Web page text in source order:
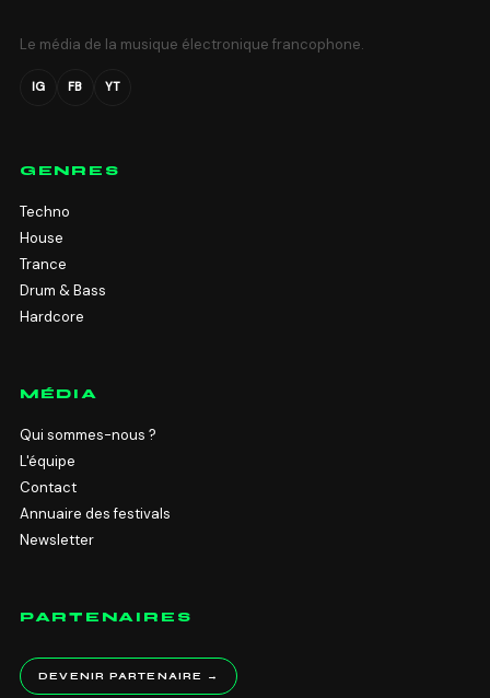
Le média de la musique électronique francophone.
IG FB YT
GENRES
Techno
House
Trance
Drum & Bass
Hardcore
MÉDIA
Qui sommes-nous ?
L'équipe
Contact
Annuaire des festivals
Newsletter
PARTENAIRES
DEVENIR PARTENAIRE →